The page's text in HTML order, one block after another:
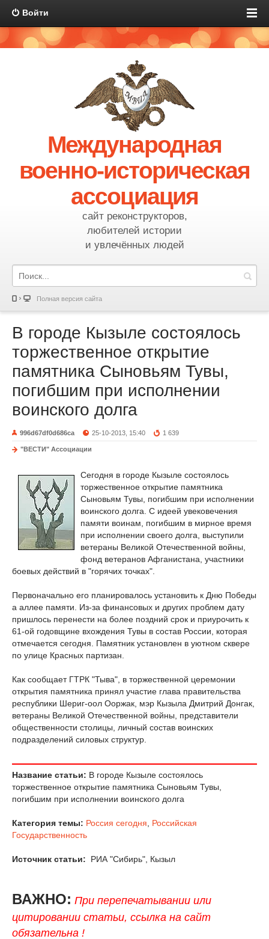
Войти
Международная
военно-историческая
ассоциация
сайт реконструкторов,
любителей истории
и увлечённых людей
Полная версия сайта
В городе Кызыле состоялось
торжественное открытие
памятника Сыновьям Тувы,
погибшим при исполнении
воинского долга
996d67df0d686ca 25-10-2013, 15:40 1 639
"ВЕСТИ" Ассоциации
Сегодня в городе Кызыле состоялось
торжественное открытие памятника
Сыновьям Тувы, погибшим при исполнении
воинского долга. С идеей увековечения
памяти воинам, погибшим в мирное время
при исполнении своего долга, выступили
ветераны Великой Отечественной войны,
фонд ветеранов Афганистана, участники
боевых действий в "горячих точках".
Первоначально его планировалось установить к Дню Победы
а аллее памяти. Из-за финансовых и других проблем дату
пришлось перенести на более поздний срок и приурочить к
61-ой годовщине вхождения Тувы в состав России, которая
отмечается сегодня. Памятник установлен в уютном сквере
по улице Красных партизан.
Как сообщает ГТРК "Тыва", в торжественной церемонии
открытия памятника принял участие глава правительства
республики Шериг-оол Ооржак, мэр Кызыла Дмитрий Донгак,
ветераны Великой Отечественной войны, представители
общественности столицы, личный состав воинских
подразделений силовых структур.
Название статьи: В городе Кызыле состоялось
торжественное открытие памятника Сыновьям Тувы,
погибшим при исполнении воинского долга
Категория темы: Россия сегодня
Российская
Государственность
Источник статьи: РИА "Сибирь", Кызыл
ВАЖНО: При перепечатывании или
цитировании статьи, ссылка на сайт
обязательна !